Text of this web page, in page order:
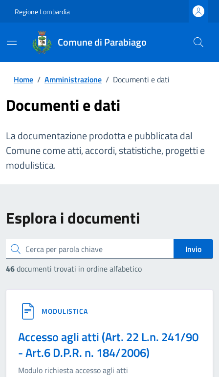
Regione Lombardia
Comune di Parabiago
Home / Amministrazione / Documenti e dati
Documenti e dati
La documentazione prodotta e pubblicata dal
Comune come atti, accordi, statistiche, progetti e
modulistica.
Esplora i documenti
cerca
Invio
46documenti trovati in ordine alfabetico
MODULISTICA
Accesso agli atti (Art. 22 L.n. 241/90
- Art.6 D.P.R. n. 184/2006)
Modulo richiesta accesso agli atti